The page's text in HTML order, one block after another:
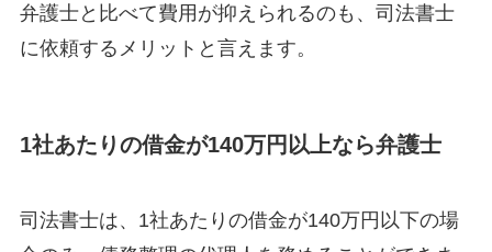
弁護士と比べて費用が抑えられるのも、司法書士
に依頼するメリットと言えます。
1社あたりの借金が140万円以上なら弁護士
司法書士は、1社あたりの借金が140万円以下の場